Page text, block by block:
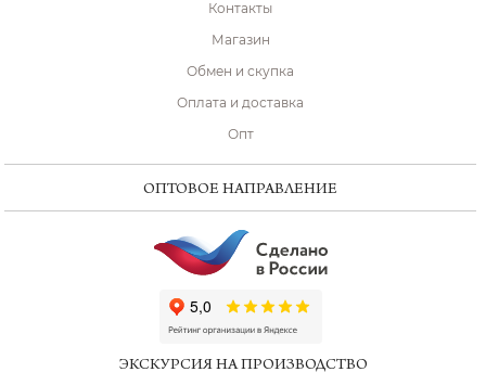
Контакты
Магазин
Обмен и скупка
Оплата и доставка
Опт
ОПТОВОЕ НАПРАВЛЕНИЕ
ЭКСКУРСИЯ НА ПРОИЗВОДСТВО